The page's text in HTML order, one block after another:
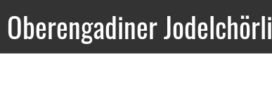
Oberengadiner Jodelchörli